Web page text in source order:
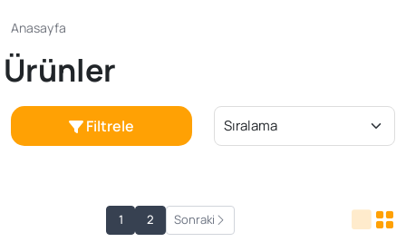
Anasayfa
Ürünler
Filtrele
1 2 Sonraki